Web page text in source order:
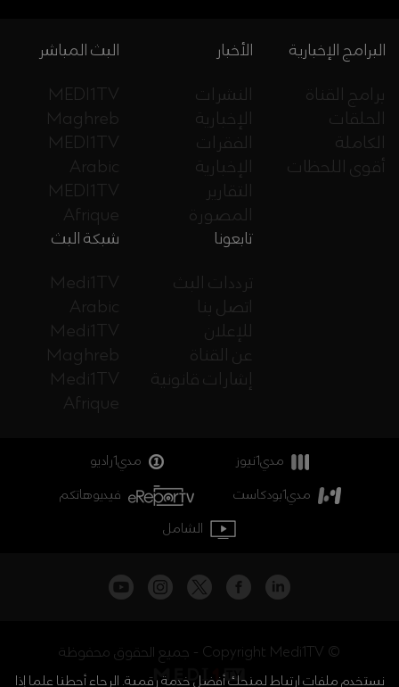
البث المباشر
MEDI1TV
Maghreb
MEDI1TV
Arabic
MEDI1TV
Afrique
الأخبار
النشرات
الإخبارية
الفقرات
الإخبارية
التقارير
المصورة
البرامج الإخبارية
برامج القناة
الحلقات
الكاملة
أقوى اللحظات
شبكة البث
Medi1TV
Arabic
Medi1TV
Maghreb
Medi1TV
Afrique
تابعونا
ترددات البث
اتصل بنا
للإعلان
عن القناة
إشارات قانونية
مدي1نيوز
مدي1راديو
مدي1بودكاست
فيديوهاتكم
الشامل
جميع الحقوق محفوظة - Copyright Medi1TV ©
نستخدم ملفات ارتباط لمنحك أفضل خدمة رقمية. الرجاء أحطنا علما إذا